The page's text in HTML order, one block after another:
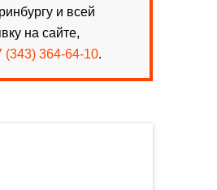
и всей
на сайте,
(343) 364-64-10.